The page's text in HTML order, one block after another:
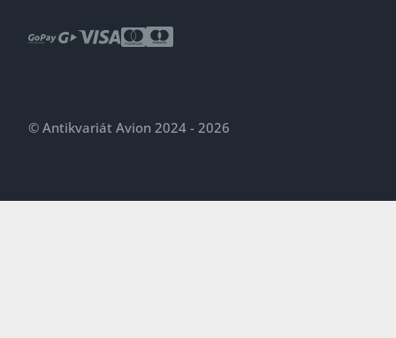
© Antikvariát Avion 2024 - 2026